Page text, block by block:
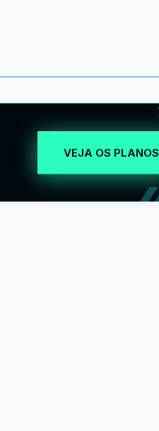
VEJA OS PLANOS